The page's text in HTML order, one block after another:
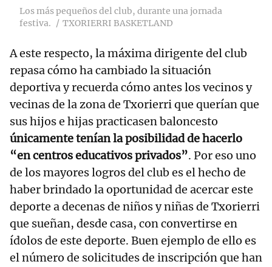
Los más pequeños del club, durante una jornada
festiva.
TXORIERRI BASKETLAND
A este respecto, la máxima dirigente del club
repasa cómo ha cambiado la situación
deportiva y recuerda cómo antes los vecinos y
vecinas de la zona de Txorierri que querían que
sus hijos e hijas practicasen baloncesto
únicamente tenían la posibilidad de hacerlo
“en centros educativos privados”. Por eso uno
de los mayores logros del club es el hecho de
haber brindado la oportunidad de acercar este
deporte a decenas de niños y niñas de Txorierri
que sueñan, desde casa, con convertirse en
ídolos de este deporte. Buen ejemplo de ello es
el número de solicitudes de inscripción que han